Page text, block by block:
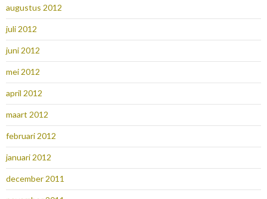
augustus 2012
juli 2012
juni 2012
mei 2012
april 2012
maart 2012
februari 2012
januari 2012
december 2011